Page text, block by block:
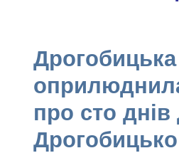
про сто днів